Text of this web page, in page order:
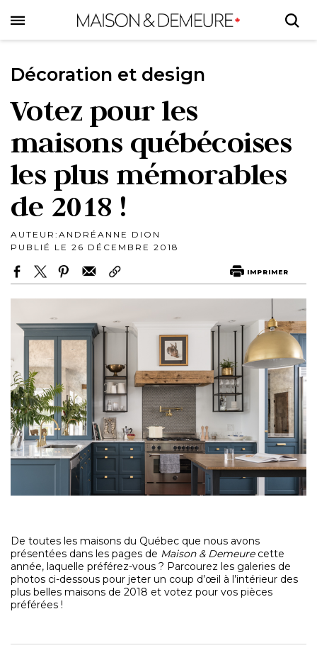
to
main
content
Décoration et design
Votez pour les
maisons québécoises
les plus mémorables
de 2018 !
AUTEUR: ANDRÉANNE DION
PUBLIÉ LE 26 DÉCEMBRE 2018
IMPRIMER
De toutes les maisons du Québec que nous avons
présentées dans les pages de Maison & Demeurecette
année, laquelle préférez-vous ? Parcourez les galeries de
photos ci-dessous pour jeter un coup d’œil à l’intérieur des
plus belles maisons de 2018 et votez pour vos pièces
préférées !